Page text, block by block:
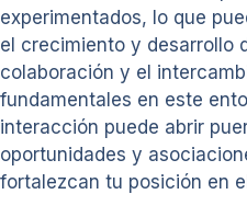
experimentados, lo que
el crecimiento y desarrollo
colaboración y el
fundamentales en este
interacción puede abrir
oportunidades y
fortalezcan tu posición en